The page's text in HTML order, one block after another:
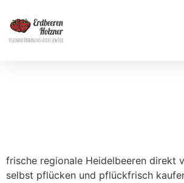
frische regionale Heidelbeeren direkt
selbst pflücken und pflückfrisch